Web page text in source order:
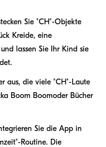
Sie "CH"-Objekte
Kreide, eine
lassen Sie Ihr Kind sie
aus, die viele "CH"-Laute
Boom Boomoder Bücher
Sie die App in
Routine. Die